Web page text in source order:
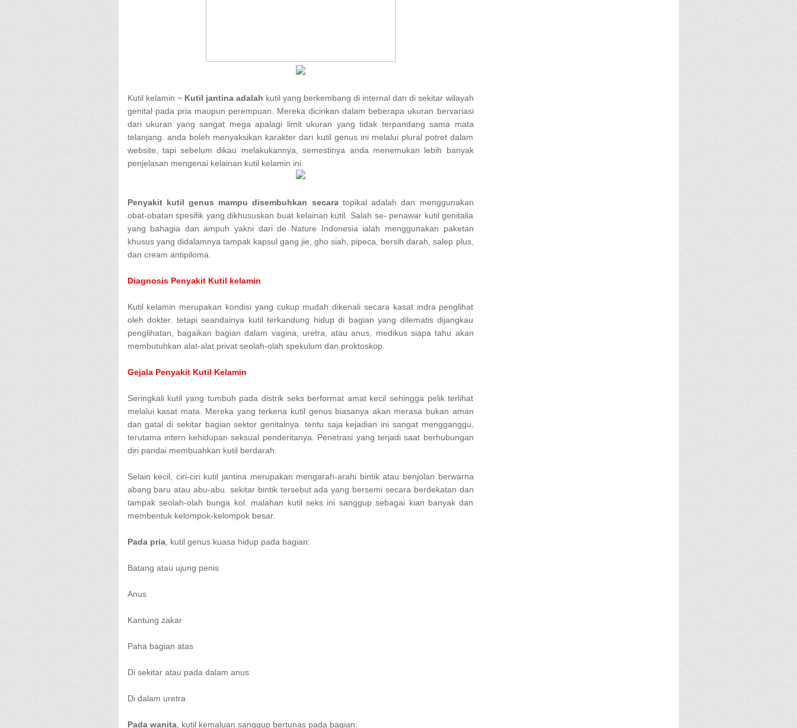
Kutil kelamin ~ Kutil jantina adalah kutil yang berkembang di internal dan di sekitar wilayah
genital pada pria maupun perempuan. Mereka dicirikan dalam beberapa ukuran bervariasi
dari ukuran yang sangat mega apalagi limit ukuran yang tidak terpandang sama mata
telanjang. anda boleh menyaksikan karakter dari kutil genus ini melalui plural potret dalam
website, tapi sebelum dikau melakukannya, semestinya anda menemukan lebih banyak
penjelasan mengenai kelainan kutil kelamin ini.
Penyakit kutil genus mampu disembuhkan secaratopikal adalah dan menggunakan
obat-obatan spesifik yang dikhususkan buat kelainan kutil. Salah se- penawar kutil genitalia
yang bahagia dan ampuh yakni dari de Nature Indonesia ialah menggunakan paketan
khusus yang didalamnya tampak kapsul gang jie, gho siah, pipeca, bersih darah, salep plus,
dan cream antipiloma.
Diagnosis Penyakit Kutil kelamin
Kutil kelamin merupakan kondisi yang cukup mudah dikenali secara kasat indra penglihat
oleh dokter. tetapi seandainya kutil terkandung hidup di bagian yang dilematis dijangkau
penglihatan, bagaikan bagian dalam vagina, uretra, atau anus, medikus siapa tahu akan
membutuhkan alat-alat privat seolah-olah spekulum dan proktoskop.
Gejala Penyakit Kutil Kelamin
Seringkali kutil yang tumbuh pada distrik seks berformat amat kecil sehingga pelik terlihat
melalui kasat mata. Mereka yang terkena kutil genus biasanya akan merasa bukan aman
dan gatal di sekitar bagian sektor genitalnya. tentu saja kejadian ini sangat mengganggu,
terutama intern kehidupan seksual penderitanya. Penetrasi yang terjadi saat berhubungan
diri pandai membuahkan kutil berdarah.
Selain kecil, ciri-ciri kutil jantina merupakan mengarah-arahi bintik atau benjolan berwarna
abang baru atau abu-abu. sekitar bintik tersebut ada yang bersemi secara berdekatan dan
tampak seolah-olah bunga kol. malahan kutil seks ini sanggup sebagai kian banyak dan
membentuk kelompok-kelompok besar.
Pada pria, kutil genus kuasa hidup pada bagian:
Batang atau ujung penis
Anus
Kantung zakar
Paha bagian atas
Di sekitar atau pada dalam anus
Di dalam uretra
Pada wanita, kutil kemaluan sanggup bertunas pada bagian: